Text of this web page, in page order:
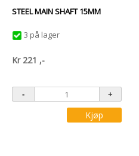
STEEL MAIN SHAFT 15MM
3 på lager
Kr 221 ,-
Kjøp